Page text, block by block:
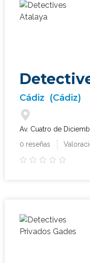
Cádiz (Cádiz)
Av. Cuatro de
0 reseñas
    